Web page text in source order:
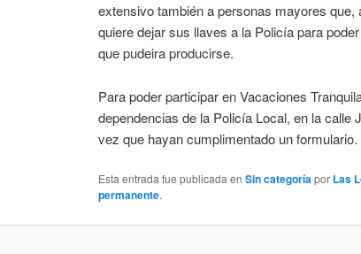
extensivo también a personas mayores
quiere dejar sus llaves a la Policía para
que pudeira producirse.
Para poder participar en Vacaciones
dependencias de la Policía Local, en la
vez que hayan cumplimentado un formulario.
Esta entrada fue publicada en Sin categoríapor Las
permanente.